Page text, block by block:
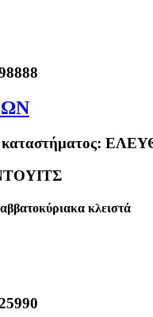
καταστήματος:
κλειστά